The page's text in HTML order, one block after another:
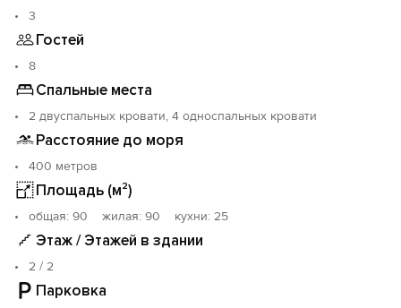
На территории имеется: летний душ,летний туалет,
терраса с шезлонгами, садовые качели,детская
игровая площадка с горкой, большая обеденная
зона под навесом, оборудованное для шашлыка
место с мангалом.
Во дворе- парковка на 2-е машины.
До моря и песчаного пляжа 15 минут.
3
Гостей
8
Спальные места
2 двуспальных кровати, 4 односпальных кровати
Расстояние до моря
400 метров
Площадь (м²)
oбщая: 90 жилая: 90 кухни: 25
Этаж / Этажей в здании
2 / 2
Парковка